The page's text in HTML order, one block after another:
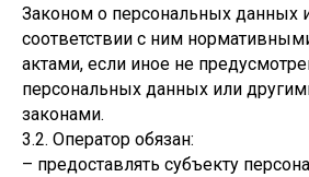
Законом о персональных данных
соответствии с ним
актами, если иное не
персональных данных или
законами.
3.2. Оператор обязан:
– предоставлять субъекту